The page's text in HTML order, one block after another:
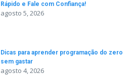
Rápido e Fale com Confiança!
agosto 5, 2026
Dicas para aprender programação do zero
sem gastar
agosto 4, 2026